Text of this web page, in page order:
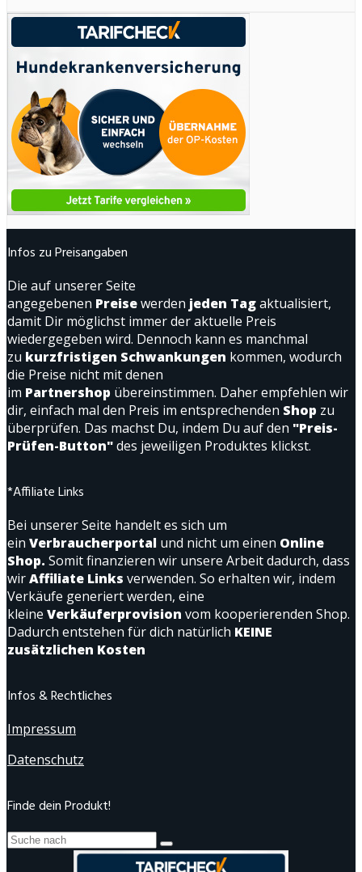
Infos zu Preisangaben
Die auf unserer Seite
angegebenen Preisewerden jeden Tagaktualisiert,
damit Dir möglichst immer der aktuelle Preis
wiedergegeben wird. Dennoch kann es manchmal
zu kurzfristigen Schwankungen kommen, wodurch
die Preise nicht mit denen
im Partnershop übereinstimmen. Daher empfehlen wir
dir, einfach mal den Preis im entsprechenden Shop zu
überprüfen. Das machst Du, indem Du auf den "Preis-
Prüfen-Button"des jeweiligen Produktes klickst.
*Affiliate Links
Bei unserer Seite handelt es sich um
ein Verbraucherportal und nicht um einen Online
Shop. Somit finanzieren wir unsere Arbeit dadurch, dass
wirAffiliate Links verwenden. So erhalten wir, indem
Verkäufe generiert werden, eine
kleine Verkäuferprovision vom kooperierenden Shop.
Dadurch entstehen für dich natürlich KEINE
zusätzlichen Kosten
Infos & Rechtliches
Impressum
Datenschutz
Finde dein Produkt!